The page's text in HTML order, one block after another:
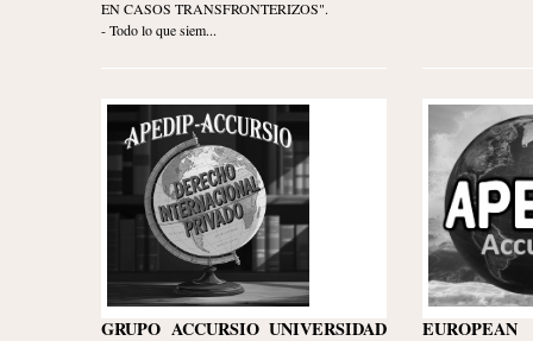
EN CASOS TRANSFRONTERIZOS".
- Todo lo que siem...
GRUPO ACCURSIO UNIVERSIDAD